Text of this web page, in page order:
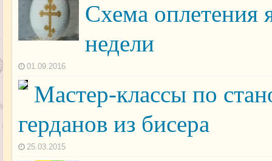
Схема оплетения
недели
01.09.2016
Мастер-классы по
герданов из бисера
25.03.2015